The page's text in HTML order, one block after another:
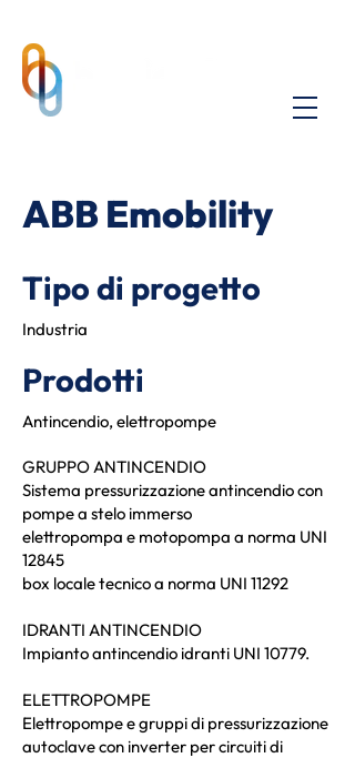
ABB Emobility
Tipo di progetto
Industria
Prodotti
Antincendio, elettropompe
GRUPPO ANTINCENDIO
Sistema pressurizzazione antincendio con
pompe a stelo immerso
elettropompa e motopompa a norma UNI
12845
box locale tecnico a norma UNI 11292
IDRANTI ANTINCENDIO
Impianto antincendio idranti UNI 10779.
ELETTROPOMPE
Elettropompe e gruppi di pressurizzazione
autoclave con inverter per circuiti di